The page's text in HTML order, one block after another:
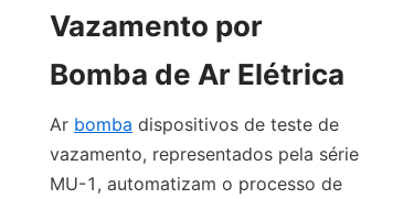
Vazamento por
Bomba de Ar Elétrica
Ar bomba dispositivos de teste de
vazamento, representados pela série
MU-1, automatizam o processo de